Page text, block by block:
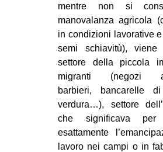
mentre non si
manovalanza agricola
in condizioni lavorative
semi schiavitù), viene
settore della piccola
migranti (negozi
barbieri, bancarelle
verdura…), settore
che significava
esattamente
lavoro nei campi o in